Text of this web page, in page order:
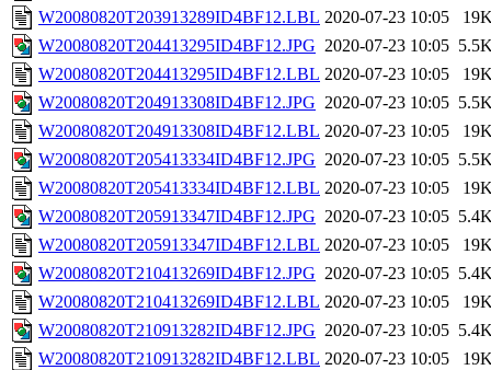
W20080820T203913289ID4BF12.LBL 2020-07-23 10:05
W20080820T204413295ID4BF12.JPG 2020-07-23 10:05
W20080820T204413295ID4BF12.LBL 2020-07-23 10:05
W20080820T204913308ID4BF12.JPG 2020-07-23 10:05
W20080820T204913308ID4BF12.LBL 2020-07-23 10:05
W20080820T205413334ID4BF12.JPG 2020-07-23 10:05
W20080820T205413334ID4BF12.LBL 2020-07-23 10:05
W20080820T205913347ID4BF12.JPG 2020-07-23 10:05
W20080820T205913347ID4BF12.LBL 2020-07-23 10:05
W20080820T210413269ID4BF12.JPG 2020-07-23 10:05
W20080820T210413269ID4BF12.LBL 2020-07-23 10:05
W20080820T210913282ID4BF12.JPG 2020-07-23 10:05
W20080820T210913282ID4BF12.LBL 2020-07-23 10:05